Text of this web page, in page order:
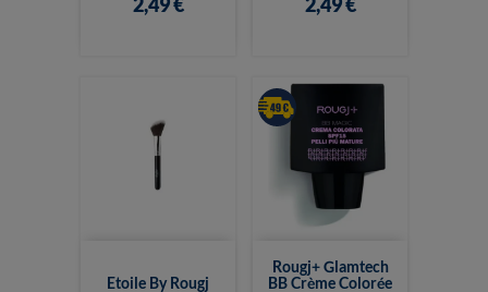
2,49 € 2,49 €
Etoile By Rougj
Rougj+ Glamtech
BB Crème Colorée